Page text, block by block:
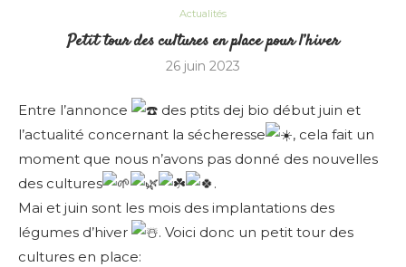
Actualités
Petit tour des cultures en place pour l’hiver
26 juin 2023
Entre l’annonce
des ptits dej bio début juin et
l’actualité concernant la sécheresse
, cela fait un
moment que nous n’avons pas donné des nouvelles
des cultures
.
Mai et juin sont les mois des implantations des
légumes d’hiver
. Voici donc un petit tour des
cultures en place: